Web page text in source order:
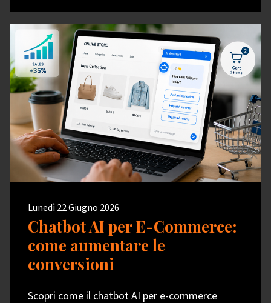
Lunedì 22 Giugno 2026
Chatbot AI per E-Commerce:
come aumentare le
conversioni
Scopri come il chatbot AI per e-commerce